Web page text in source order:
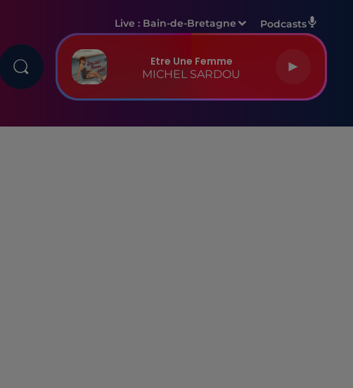
Live : Bain-de-Bretagne Podcasts
Etre Une Femme
MICHEL SARDOU